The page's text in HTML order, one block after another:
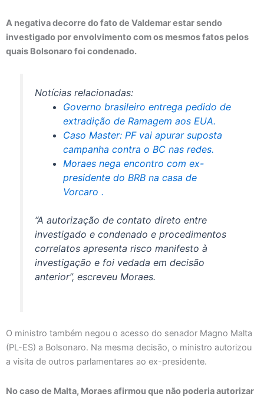
A negativa decorre do fato de Valdemar estar sendo
investigado por envolvimento com os mesmos fatos pelos
quais Bolsonaro foi condenado.
Notícias relacionadas:
Governo brasileiro entrega pedido de
extradição de Ramagem aos EUA.
Caso Master: PF vai apurar suposta
campanha contra o BC nas redes.
Moraes nega encontro com ex-
presidente do BRB na casa de
Vorcaro .
“A autorização de contato direto entre
investigado e condenado e procedimentos
correlatos apresenta risco manifesto à
investigação e foi vedada em decisão
anterior”, escreveu Moraes.
O ministro também negou o acesso do senador Magno Malta
(PL-ES) a Bolsonaro. Na mesma decisão, o ministro autorizou
a visita de outros parlamentares ao ex-presidente.
No caso de Malta, Moraes afirmou que não poderia autorizar